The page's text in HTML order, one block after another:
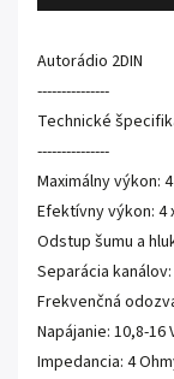
Autorádio 2DIN
---------------
Technické
---------------
Maximálny výkon:
Efektívny výkon: 4
Odstup šumu a
Separácia
Frekvenčná
Napájanie: 10,8-16
Impedancia: 4